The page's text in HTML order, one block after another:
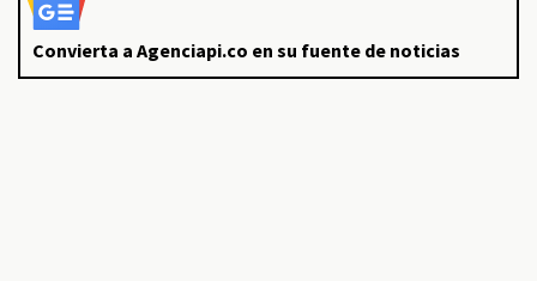
Convierta a Agenciapi.co en su fuente de noticias